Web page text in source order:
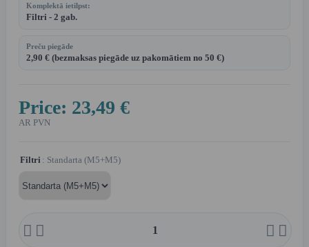
Komplektā ietilpst:
Filtri - 2 gab.
Preču piegāde
2,90 € (bezmaksas piegāde uz pakomātiem no 50 €)
Price: 23,49 €
AR PVN
Filtri : Standarta (M5+M5)
   